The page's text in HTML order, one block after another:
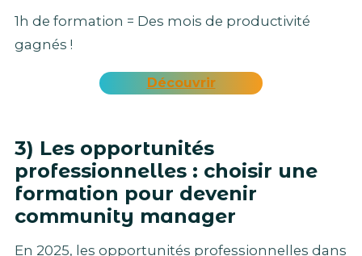
1h de formation = Des mois de productivité
gagnés !
Découvrir
3) Les opportunités
professionnelles : choisir une
formation pour devenir
community manager
En 2025, les opportunités professionnelles dans